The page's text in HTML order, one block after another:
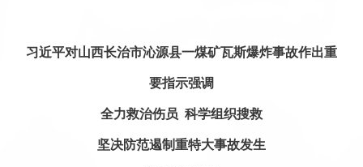
习近平对山西长治市沁源县一煤矿瓦斯爆炸事故作出重
要指示强调
全力救治伤员 科学组织搜救
坚决防范遏制重特大事故发生